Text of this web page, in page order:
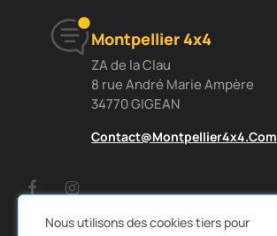
Montpellier 4x4
ZA de la Clau
8 rue André Marie Ampère
34770 GIGEAN
Contact@montpellier4x4.com
FacebookInstagram
Nous utilisons des cookies tiers pour